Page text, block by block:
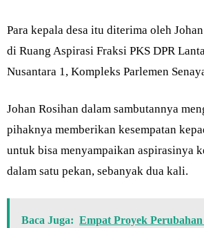
Para kepala desa itu diterima oleh
di Ruang Aspirasi Fraksi PKS DPR
Nusantara 1, Kompleks Parlemen
Johan Rosihan dalam sambutannya
pihaknya memberikan kesempatan
untuk bisa menyampaikan aspirasinya
dalam satu pekan, sebanyak dua kali.
Baca Juga: Empat Proyek